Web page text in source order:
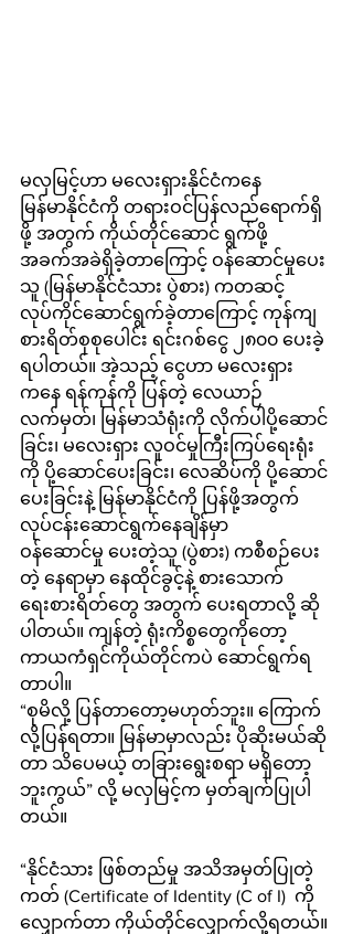
မလှမြင့်ဟာ မလေးရှားနိုင်ငံကနေ
မြန်မာနိုင်ငံကို တရားဝင်ပြန်လည်ရောက်ရှိ
ဖို့ အတွက် ကိုယ်တိုင်ဆောင် ရွက်ဖို့
အခက်အခဲရှိခဲ့တာကြောင့် ဝန်ဆောင်မှုပေး
သူ (မြန်မာနိုင်ငံသား ပွဲစား) ကတဆင့်
လုပ်ကိုင်ဆောင်ရွက်ခဲ့တာကြောင့် ကုန်ကျ
စားရိတ်စုစုပေါင်း ရင်းဂစ်ငွေ ၂၈၀၀ ပေးခဲ့
ရပါတယ်။ အဲ့သည့် ငွေဟာ မလေးရှား
ကနေ ရန်ကုန်ကို ပြန်တဲ့ လေယာဉ်
လက်မှတ်၊ မြန်မာသံရုံးကို လိုက်ပါပို့ဆောင်
ခြင်း၊ မလေးရှား လူဝင်မှုကြီးကြပ်ရေးရုံး
ကို ပို့ဆောင်ပေးခြင်း၊ လေဆိပ်ကို ပို့ဆောင်
ပေးခြင်းနဲ့ မြန်မာနိုင်ငံကို ပြန်ဖို့အတွက်
လုပ်ငန်းဆောင်ရွက်နေချိန်မှာ
ဝန်ဆောင်မှု ပေးတဲ့သူ (ပွဲစား) ကစီစဉ်ပေး
တဲ့ နေရာမှာ နေထိုင်ခွင့်နဲ့ စားသောက်
ရေးစားရိတ်တွေ အတွက် ပေးရတာလို့ ဆို
ပါတယ်။ ကျန်တဲ့ ရုံးကိစ္စတွေကိုတော့
ကာယကံရှင်ကိုယ်တိုင်ကပဲ ဆောင်ရွက်ရ
တာပါ။
“စုမိလို့ ပြန်တာတော့မဟုတ်ဘူး။ ကြောက်
လို့ပြန်ရတာ။ မြန်မာမှာလည်း ပိုဆိုးမယ်ဆို
တာ သိပေမယ့် တခြားရွေးစရာ မရှိတော့
ဘူးကွယ်” လို့ မလှမြင့်က မှတ်ချက်ပြုပါ
တယ်။
“နိုင်ငံသား ဖြစ်တည်မှု အသိအမှတ်ပြုတဲ့
ကတ် (Certificate of Identity (C of I)  ကို
လျှောက်တာ ကိုယ်တိုင်လျှောက်လို့ရတယ်။